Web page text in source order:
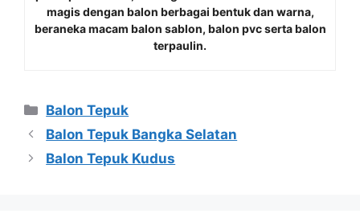
magis dengan balon berbagai bentuk dan warna,
beraneka macam balon sablon, balon pvc serta balon
terpaulin.
Kategori
Balon Tepuk
Balon Tepuk Bangka Selatan
Balon Tepuk Kudus